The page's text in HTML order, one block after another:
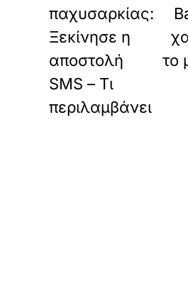
παχυσαρκίας:
Ξεκίνησε η
αποστολή
SMS – Τι
περιλαμβάνει
το